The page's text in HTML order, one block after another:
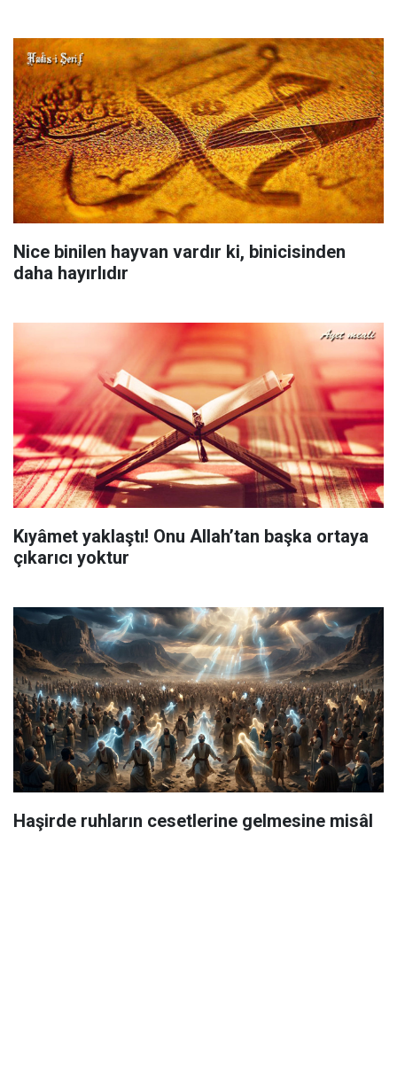
Nice binilen hayvan vardır ki, binicisinden
daha hayırlıdır
Kıyâmet yaklaştı! Onu Allah’tan başka ortaya
çıkarıcı yoktur
Haşirde ruhların cesetlerine gelmesine misâl